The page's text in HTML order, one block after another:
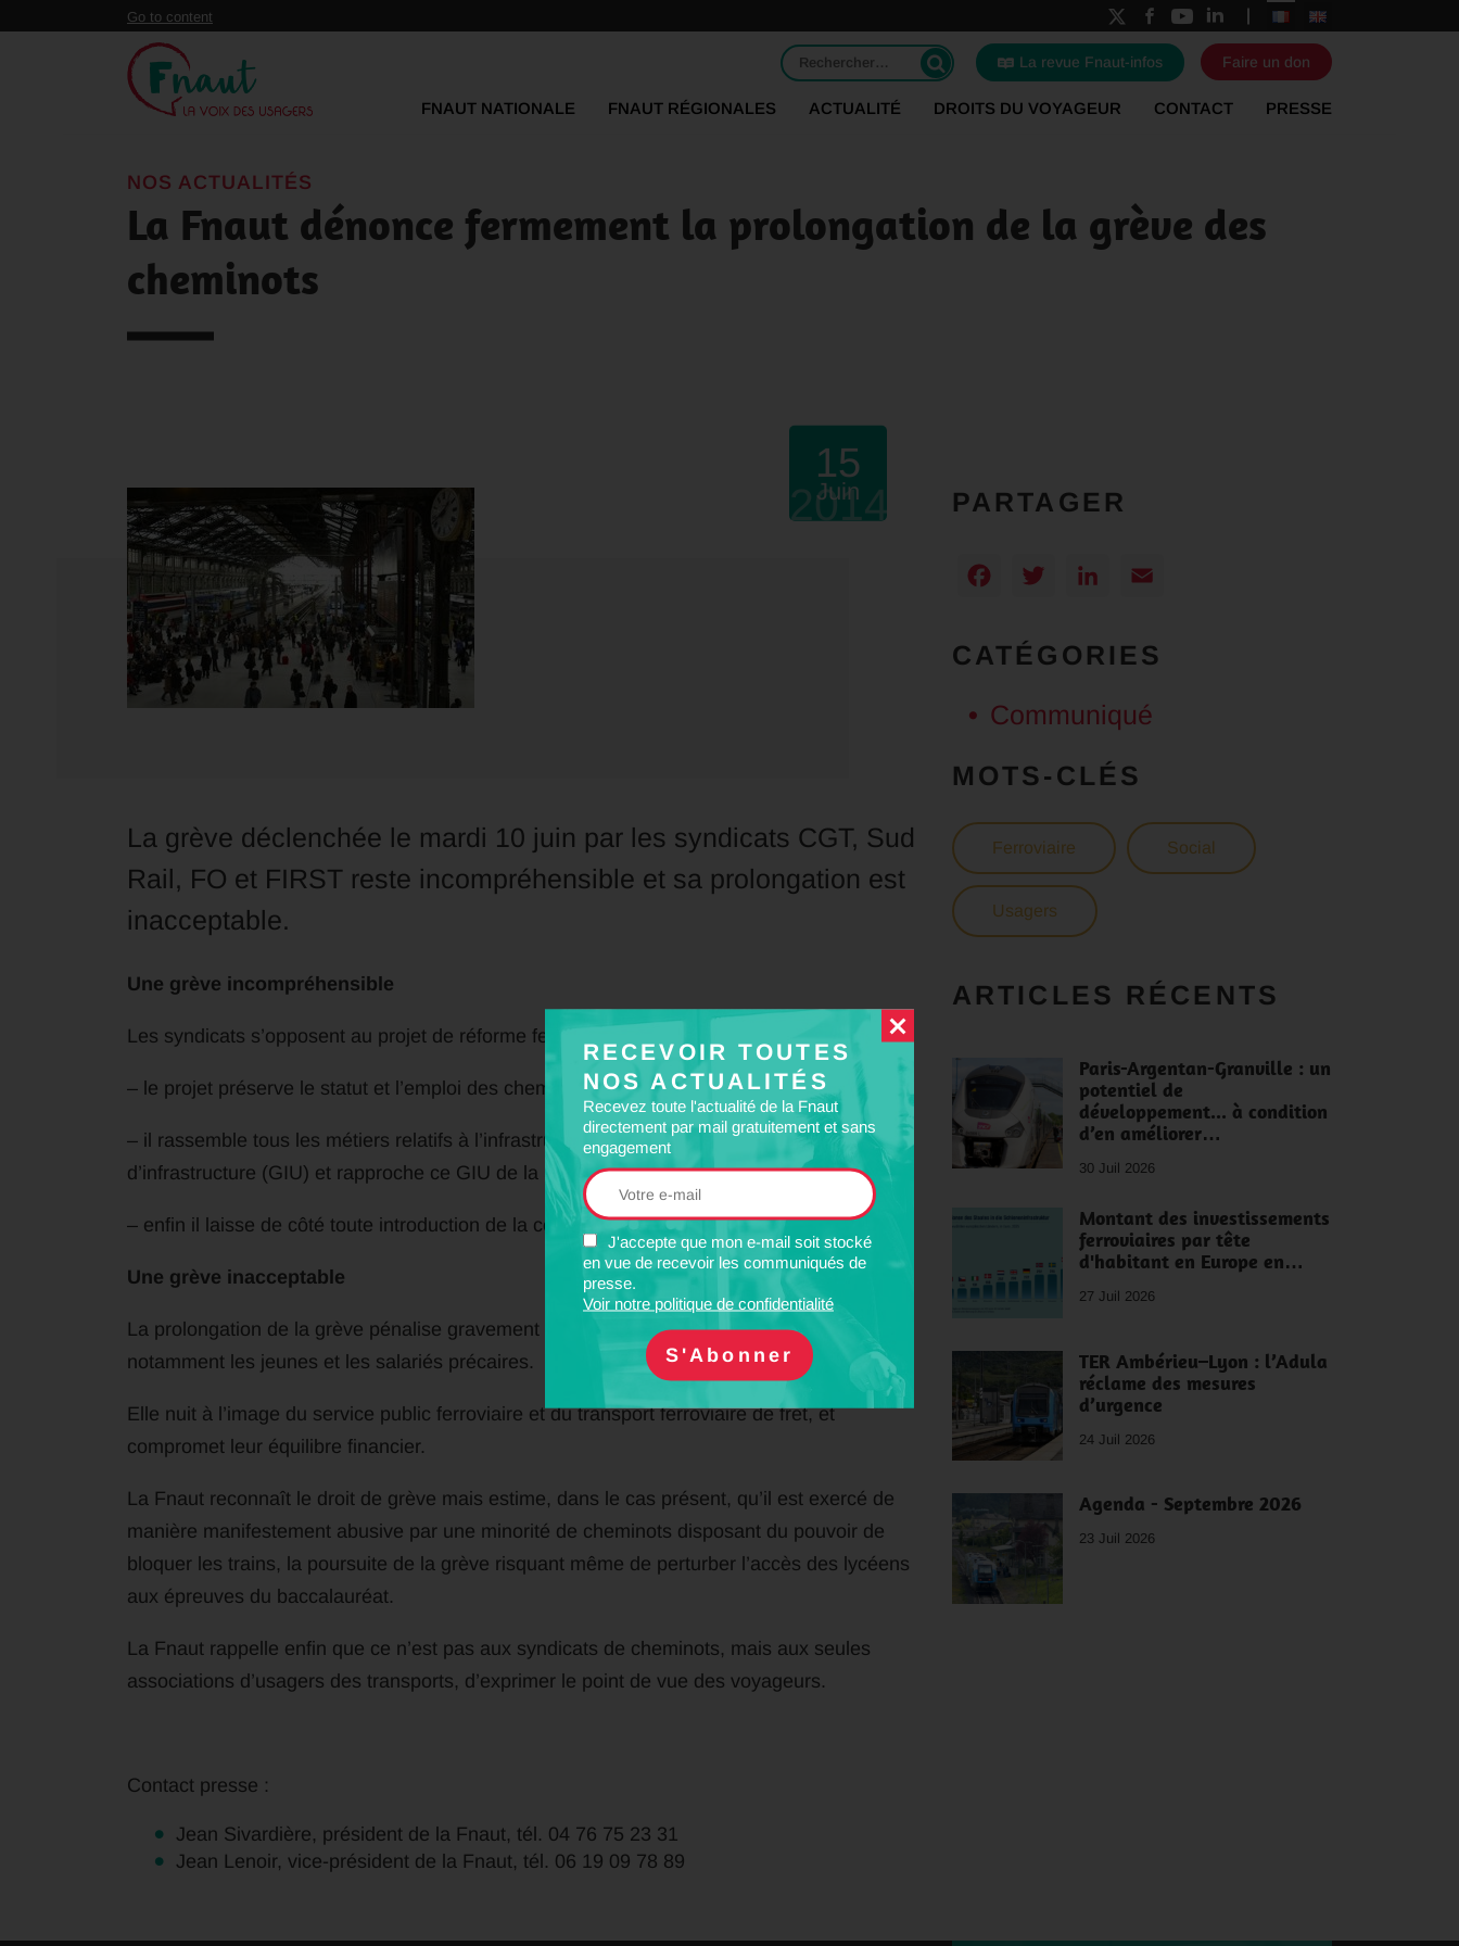
Panneau de gestion des cookies
RECEVOIR TOUTES
NOS ACTUALITÉS
Recevez toute l'actualité de la Fnaut
directement par mail gratuitement et sans
engagement
J'accepte que mon e-mail soit stocké
en vue de recevoir les communiqués de
presse.
Voir notre politique de confidentialité
Go to content
Rechercher : La revue Fnaut-infos Faire un don
FNAUT NATIONALE FNAUT RÉGIONALES ACTUALITÉ DROITS DU VOYAGEUR CONTACT PRESSE
NOS ACTUALITÉS
La Fnaut dénonce fermement la prolongation de la grève des
cheminots
15
Juin
2014
La grève déclenchée le mardi 10 juin par les syndicats CGT, Sud
Rail, FO et FIRST reste incompréhensible et sa prolongation est
inacceptable.
Une grève incompréhensible
Les syndicats s’opposent au projet de réforme ferroviaire. Pourtant :
– le projet préserve le statut et l’emploi des cheminots ;
– il rassemble tous les métiers relatifs à l’infrastructure au sein d’un gestionnaire unifié
d’infrastructure (GIU) et rapproche ce GIU de la SNCF ;
– enfin il laisse de côté toute introduction de la concurrence dans le secteur ferroviaire.
Une grève inacceptable
La prolongation de la grève pénalise gravement tous les usagers captifs du train,
notamment les jeunes et les salariés précaires.
Elle nuit à l’image du service public ferroviaire et du transport ferroviaire de fret, et
compromet leur équilibre financier.
La Fnaut reconnaît le droit de grève mais estime, dans le cas présent, qu’il est exercé de
manière manifestement abusive par une minorité de cheminots disposant du pouvoir de
bloquer les trains, la poursuite de la grève risquant même de perturber l’accès des lycéens
aux épreuves du baccalauréat.
La Fnaut rappelle enfin que ce n’est pas aux syndicats de cheminots, mais aux seules
associations d’usagers des transports, d’exprimer le point de vue des voyageurs.
Contact presse :
Jean Sivardière, président de la Fnaut, tél. 04 76 75 23 31
Jean Lenoir, vice-président de la Fnaut, tél. 06 19 09 78 89
PARTAGER
Facebook
TwitterLinkedIn
CATÉGORIES
Communiqué
MOTS-CLÉS
Ferroviaire Social
Usagers
ARTICLES RÉCENTS
Paris-Argentan-Granville : un
potentiel de
développement... à condition
d’en améliorer…
30 Juil 2026
Montant des investissements
ferroviaires par tête
d'habitant en Europe en…
27 Juil 2026
TER Ambérieu–Lyon : l’Adula
réclame des mesures
d’urgence
24 Juil 2026
Agenda - Septembre 2026
23 Juil 2026